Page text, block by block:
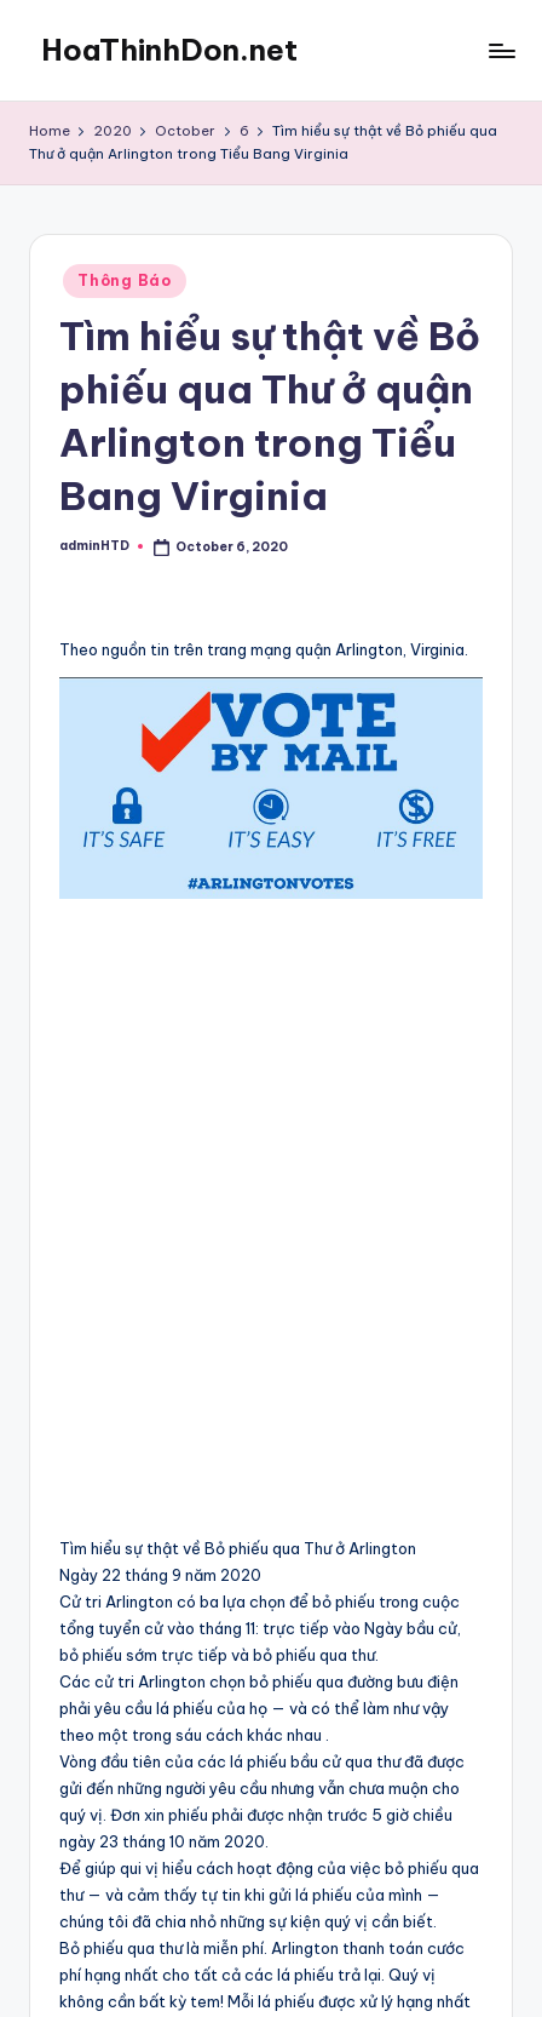
content
HoaThinhDon.net
in
Home 2020 October 6
Tìm hiểu sự thật về Bỏ phiếu qua
Thư ở quận Arlington trong Tiểu Bang Virginia
Posted
in
Thông Báo
Tìm hiểu sự thật về Bỏ
phiếu qua Thư ở quận
Arlington trong Tiểu
Bang Virginia
Posted
adminHTD October 6, 2020
Theo nguồn tin trên trang mạng quận Arlington, Virginia.
Tìm hiểu sự thật về Bỏ phiếu qua Thư ở Arlington
Ngày 22 tháng 9 năm 2020
Cử tri Arlington có ba lựa chọn để bỏ phiếu trong cuộc
tổng tuyển cử vào tháng 11: trực tiếp vào Ngày bầu cử,
bỏ phiếu sớm trực tiếp và bỏ phiếu qua thư.
Các cử tri Arlington chọn bỏ phiếu qua đường bưu điện
phải yêu cầu lá phiếu của họ — và có thể làm như vậy
theo một trong sáu cách khác nhau .
Vòng đầu tiên của các lá phiếu bầu cử qua thư đã được
gửi đến những người yêu cầu nhưng vẫn chưa muộn cho
quý vị. Đơn xin phiếu phải được nhận trước 5 giờ chiều
ngày 23 tháng 10 năm 2020.
Để giúp qui vị hiểu cách hoạt động của việc bỏ phiếu qua
thư — và cảm thấy tự tin khi gửi lá phiếu của mình —
chúng tôi đã chia nhỏ những sự kiện quý vị cần biết.
Bỏ phiếu qua thư là miễn phí. Arlington thanh toán cước
phí hạng nhất cho tất cả các lá phiếu trả lại. Quý vị
không cần bất kỳ tem! Mỗi lá phiếu được xử lý hạng nhất